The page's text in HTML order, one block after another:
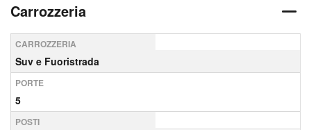
Carrozzeria
CARROZZERIA
Suv e Fuoristrada
PORTE
5
POSTI